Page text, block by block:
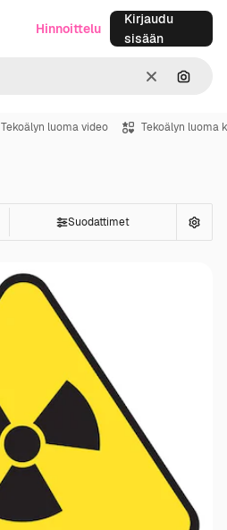
SelkeäHae
Hinnoittelu
Kirjaudu
sisään
Tekoälyn luoma video Tekoälyn luoma
Suodattimet